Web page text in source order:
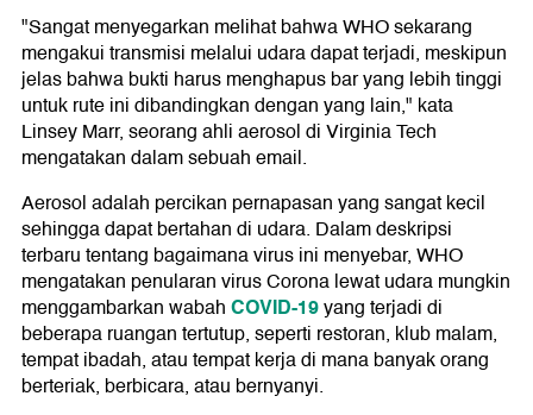
"Sangat menyegarkan melihat bahwa WHO sekarang
mengakui transmisi melalui udara dapat terjadi, meskipun
jelas bahwa bukti harus menghapus bar yang lebih tinggi
untuk rute ini dibandingkan dengan yang lain," kata
Linsey Marr, seorang ahli aerosol di Virginia Tech
mengatakan dalam sebuah email.
Aerosol adalah percikan pernapasan yang sangat kecil
sehingga dapat bertahan di udara. Dalam deskripsi
terbaru tentang bagaimana virus ini menyebar, WHO
mengatakan penularan virus Corona lewat udara mungkin
menggambarkan wabahCOVID-19yang terjadi di
beberapa ruangan tertutup, seperti restoran, klub malam,
tempat ibadah, atau tempat kerja di mana banyak orang
berteriak, berbicara, atau bernyanyi.